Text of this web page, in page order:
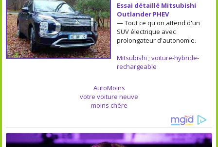
Essai détaillé Mitsubishi
Outlander PHEV
— Tout ce qu'on attend d'un
SUV électrique avec
prolongateur d'autonomie.
Mitsubishi ; voiture-hybride-
rechargeable
AutoMoins
votre voiture neuve
moins chère